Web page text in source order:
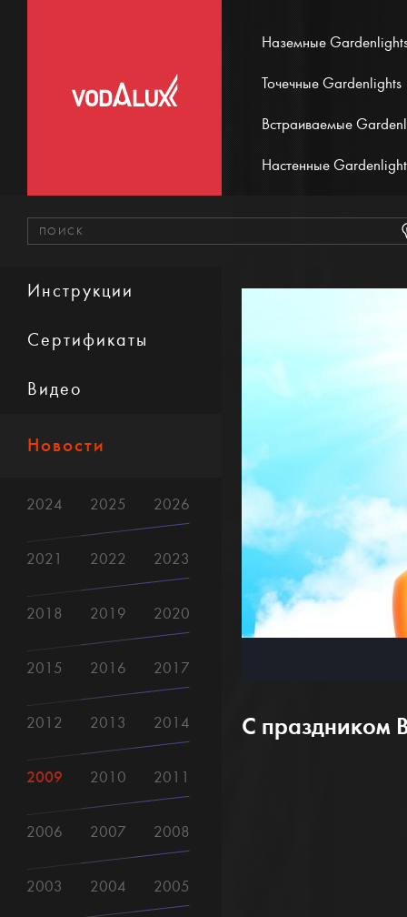
Наземные
Точечные Gardenlights
Встраиваемые
Настенные
С праздником
Инструкции
Сертификаты
Видео
Новости
2026
2025
2024
2023
2022
2021
2020
2019
2018
2017
2016
2015
2014
2013
2012
2011
2010
2009
2008
2007
2006
2005
2004
2003